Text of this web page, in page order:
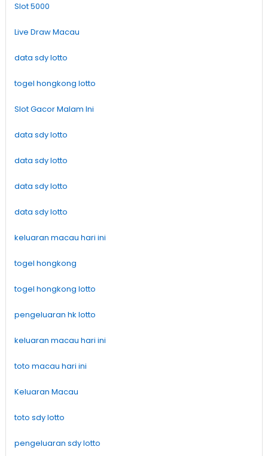
Slot 5000
Live Draw Macau
data sdy lotto
togel hongkong lotto
Slot Gacor Malam Ini
data sdy lotto
data sdy lotto
data sdy lotto
data sdy lotto
keluaran macau hari ini
togel hongkong
togel hongkong lotto
pengeluaran hk lotto
keluaran macau hari ini
toto macau hari ini
Keluaran Macau
toto sdy lotto
pengeluaran sdy lotto